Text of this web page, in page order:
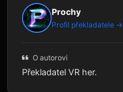
Prochy
Profil překladatele →
O autorovi
Překladatel VR her.